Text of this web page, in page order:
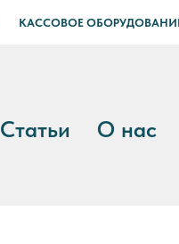
КАССОВОЕ
Статьи О нас